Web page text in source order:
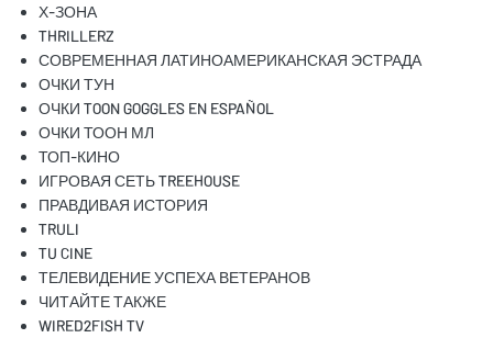
Х-ЗОНА
THRILLERZ
СОВРЕМЕННАЯ ЛАТИНОАМЕРИКАНСКАЯ ЭСТРАДА
ОЧКИ ТУН
ОЧКИ TOON GOGGLES EN ESPAÑOL
ОЧКИ ТООН МЛ
ТОП-КИНО
ИГРОВАЯ СЕТЬ TREEHOUSE
ПРАВДИВАЯ ИСТОРИЯ
TRULI
TU CINE
ТЕЛЕВИДЕНИЕ УСПЕХА ВЕТЕРАНОВ
ЧИТАЙТЕ ТАКЖЕ
WIRED2FISH TV